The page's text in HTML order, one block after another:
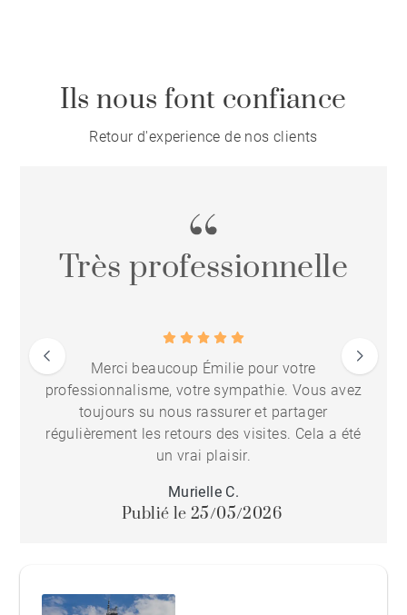
Ils nous font confiance
Retour d'experience de nos clients
Très professionnelle
Merci beaucoup Émilie pour votre
professionnalisme, votre sympathie. Vous avez
toujours su nous rassurer et partager
régulièrement les retours des visites. Cela a été
un vrai plaisir.
Murielle C.
Publié le 25/05/2026